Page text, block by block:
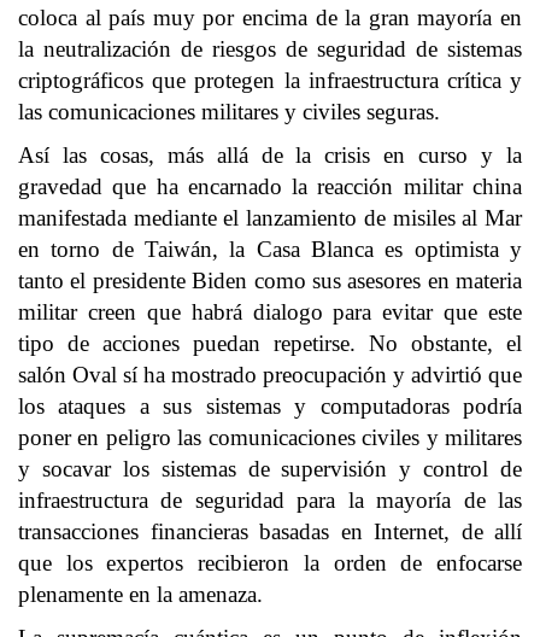
coloca al país muy por encima de la gran mayoría en
la neutralización de riesgos de seguridad de sistemas
criptográficos que protegen la infraestructura crítica y
las comunicaciones militares y civiles seguras.
Así las cosas, más allá de la crisis en curso y la
gravedad que ha encarnado la reacción militar china
manifestada mediante el lanzamiento de misiles al Mar
en torno de Taiwán, la Casa Blanca es optimista y
tanto el presidente Biden como sus asesores en materia
militar creen que habrá dialogo para evitar que este
tipo de acciones puedan repetirse. No obstante, el
salón Oval sí ha mostrado preocupación y advirtió que
los ataques a sus sistemas y computadoras podría
poner en peligro las comunicaciones civiles y militares
y socavar los sistemas de supervisión y control de
infraestructura de seguridad para la mayoría de las
transacciones financieras basadas en Internet, de allí
que los expertos recibieron la orden de enfocarse
plenamente en la amenaza.